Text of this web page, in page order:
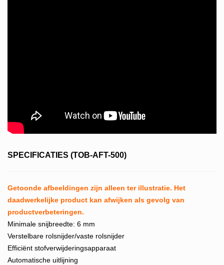
SPECIFICATIES (TOB-AFT-500)
Getoonde afbeeldingen zijn alleen ter illustratie. Het
daadwerkelijke product kan afwijken als gevolg van
productverbeteringen.
Minimale snijbreedte: 6 mm
Verstelbare rolsnijder/vaste rolsnijder
Efficiënt stofverwijderingsapparaat
Automatische uitlijning